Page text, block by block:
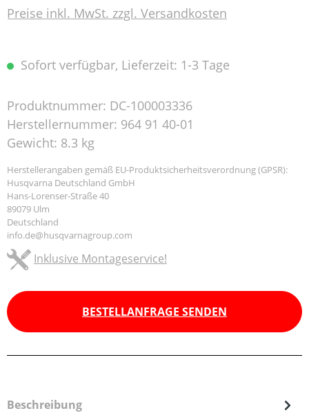
Preise inkl. MwSt. zzgl. Versandkosten
Sofort verfügbar, Lieferzeit: 1-3 Tage
Produktnummer: DC-100003336
Herstellernummer: 964 91 40-01
Gewicht: 8.3 kg
Herstellerangaben gemäß EU-Produktsicherheitsverordnung (GPSR):
Husqvarna Deutschland GmbH
Hans-Lorenser-Straße 40
89079 Ulm
Deutschland
info.de@husqvarnagroup.com
Inklusive Montageservice!
BESTELLANFRAGE SENDEN
Beschreibung